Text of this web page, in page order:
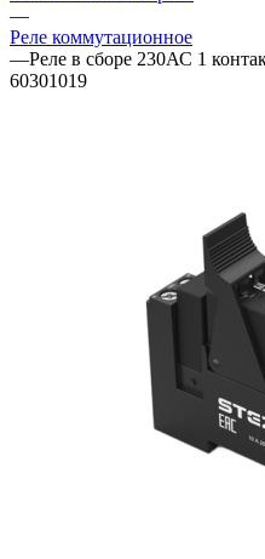
—
Реле коммутационное
—Реле в сборе 230АС 1
60301019